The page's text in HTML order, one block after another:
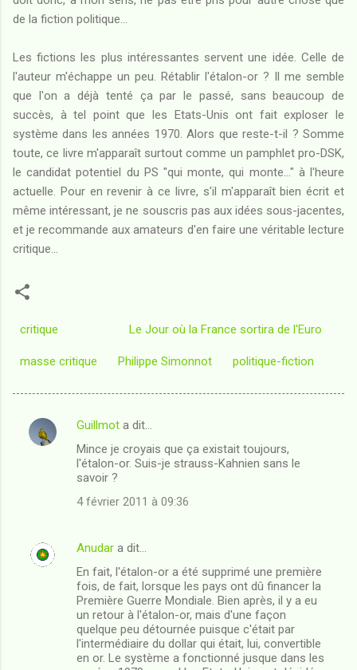
de la fiction politique...
Les fictions les plus intéressantes servent une idée. Celle de
l'auteur m'échappe un peu. Rétablir l'étalon-or ? Il me semble
que l'on a déjà tenté ça par le passé, sans beaucoup de
succès, à tel point que les Etats-Unis ont fait exploser le
système dans les années 1970. Alors que reste-t-il ? Somme
toute, ce livre m'apparaît surtout comme un pamphlet pro-DSK,
le candidat potentiel du PS "qui monte, qui monte..." à l'heure
actuelle. Pour en revenir à ce livre, s'il m'apparaît bien écrit et
même intéressant, je ne souscris pas aux idées sous-jacentes,
et je recommande aux amateurs d'en faire une véritable lecture
critique...
critique Le Jour où la France sortira de l'Euro
masse critique Philippe Simonnot politique-fiction
C
n
Guillmot a dit…
Mince je croyais que ça existait toujours,
l'étalon-or. Suis-je strauss-Kahnien sans le
savoir ?
4 février 2011 à 09:36
Anudar a dit…
En fait, l'étalon-or a été supprimé une première
fois, de fait, lorsque les pays ont dû financer la
Première Guerre Mondiale. Bien après, il y a eu
un retour à l'étalon-or, mais d'une façon
quelque peu détournée puisque c'était par
l'intermédiaire du dollar qui était, lui, convertible
en or. Le système a fonctionné jusque dans les